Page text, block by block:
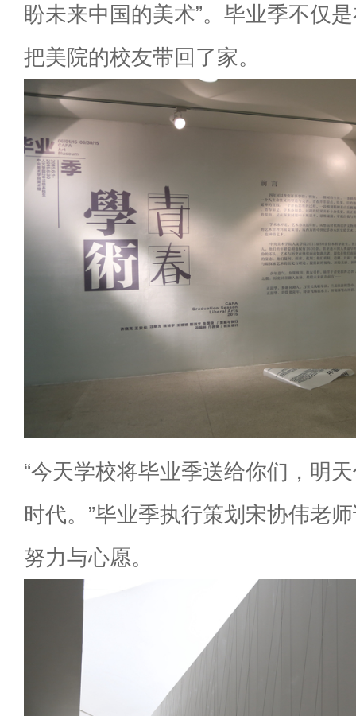
盼未来中国的美术”。毕业季不仅
把美院的校友带回了家。
“今天学校将毕业季送给你们，明
时代。”毕业季执行策划宋协伟老
努力与心愿。